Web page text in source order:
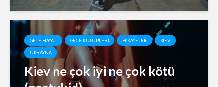
GECE HAYATI GECE KULÜPLERI HIKAYELER
KIEV
UKRAYNA
Kiev ne çok iyi ne çok kötü